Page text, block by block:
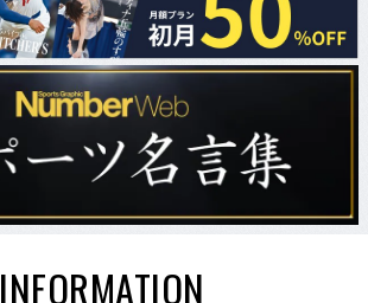
INFORMATION